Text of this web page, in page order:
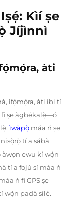
Kìí ṣe
Jíjìnnì
àti
ìfọ́mọ́ra, àti ibi tí
fi ṣe àgbékalẹ̀—ó
ìwàpọ̀ máa ń ṣe
tí a sábà
àwọn ewu kí wọ́n
tí a fojú sí máa ń
ń fi GPS ṣe
wọ́n padà sílé.